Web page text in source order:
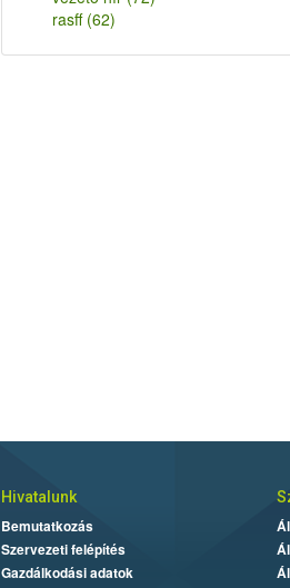
rasff (62)
Hivatalunk
Bemutatkozás
Szervezeti felépítés
Gazdálkodási adatok